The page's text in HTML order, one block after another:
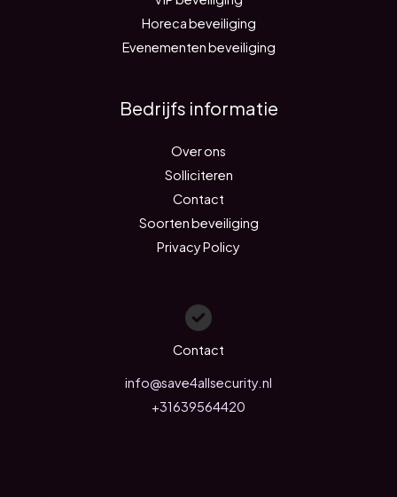
Horeca beveiliging
Evenementen beveiliging
Bedrijfs informatie
Over ons
Solliciteren
Contact
Soorten beveiliging
Privacy Policy
Contact
info@save4allsecurity.nl
+31639564420